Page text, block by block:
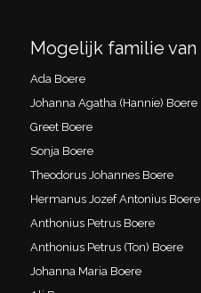
Mogelijk familie van
Ada Boere
Johanna Agatha (Hannie) Boere
Greet Boere
Sonja Boere
Theodorus Johannes Boere
Hermanus Jozef Antonius Boere
Anthonius Petrus Boere
Anthonius Petrus (Ton) Boere
Johanna Maria Boere